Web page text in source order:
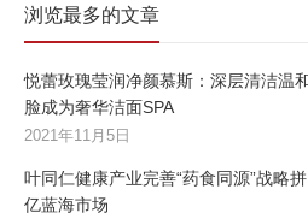
浏览最多的文章
悦蕾玫瑰莹润净颜慕斯：深层清洁温
脸成为奢华洁面SPA
2021年11月5日
叶同仁健康产业完善“药食同源”战略
亿蓝海市场